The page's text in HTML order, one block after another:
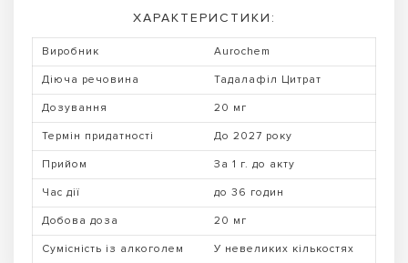
ХАРАКТЕРИСТИКИ:
Виробник Aurochem
Діюча речовина Тадалафіл Цитрат
Дозування 20 мг
Термін придатності До 2027 року
Прийом За 1 г. до акту
Час дії до 36 годин
Добова доза 20 мг
Сумісність із алкоголем У невеликих кількостях